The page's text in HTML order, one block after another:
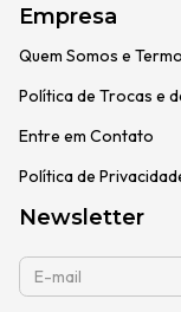
Empresa
Quem Somos e
Política de Trocas e
Entre em Contato
Política de
Newsletter